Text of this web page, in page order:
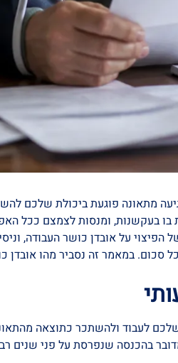
מתאונה פוגעת ביכולת שלכם
בעקשנות, ומנסות לצמצם ככל
על אובדן כושר העבודה,
סכום. במאמר זה נסביר מהו אובדן
לעבוד ולהשתכר כתוצאה
שנפרסת על פני שנים